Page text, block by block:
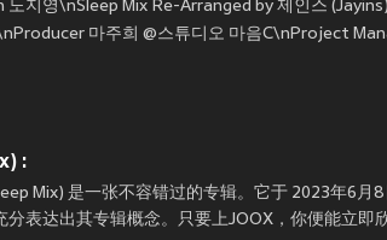
지영\nSleep Mix Re-Arranged by 제인스
마주희 @스튜디오 마음C\nProject
:
Mix) 是一张不容错过的专辑。它于 2023年6
分表达出其专辑概念。只要上JOOX，你便能立即